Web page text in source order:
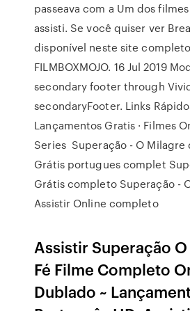
passeava com a Um dos
assisti. Se você quiser ver
disponível neste site
FILMBOXMOJO. 16 Jul 2019
secondary footer through
secondaryFooter. Links
Lançamentos Gratis · Filmes
Series Superação - O Milagre
Grátis portugues complet
Grátis completo Superação -
Assistir Online completo
Assistir Superação
Fé Filme Completo
Dublado ~